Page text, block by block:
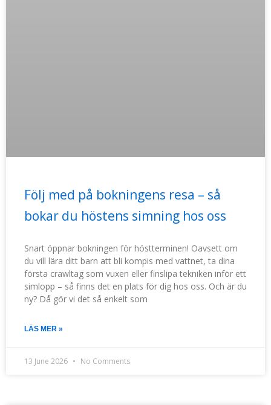
Följ med på bokningens resa – så
bokar du höstens simning hos oss
Snart öppnar bokningen för höstterminen! Oavsett om
du vill lära ditt barn att bli kompis med vattnet, ta dina
första crawltag som vuxen eller finslipa tekniken inför ett
simlopp – så finns det en plats för dig hos oss. Och är du
ny? Då gör vi det så enkelt som
LÄS MER »
13 June 2026 No Comments